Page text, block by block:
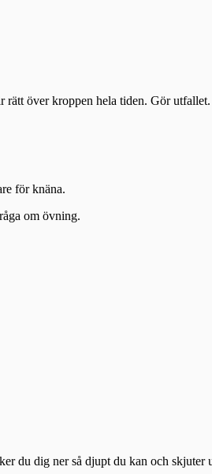
rätt över kroppen hela tiden. Gör utfallet.
för knäna.
om övning.
du dig ner så djupt du kan och skjuter